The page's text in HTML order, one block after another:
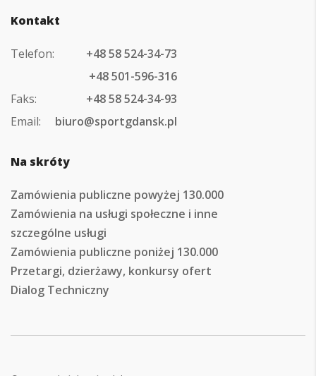
Kontakt
Telefon:
+48 58 524-34-73
+48 501-596-316
Faks:
+48 58 524-34-93
Email:
biuro@sportgdansk.pl
Na skróty
Zamówienia publiczne powyżej 130.000
Zamówienia na usługi społeczne i inne
szczególne usługi
Zamówienia publiczne poniżej 130.000
Przetargi, dzierżawy, konkursy ofert
Dialog Techniczny